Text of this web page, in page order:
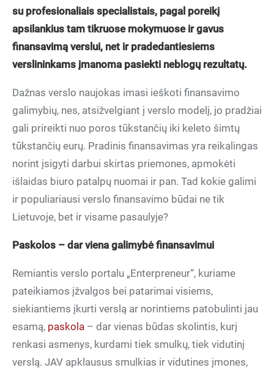
su profesionaliais specialistais, pagal poreikį
apsilankius tam tikruose mokymuose ir gavus
finansavimą verslui, net ir pradedantiesiems
verslininkams įmanoma pasiekti neblogų rezultatų.
Dažnas verslo naujokas imasi ieškoti finansavimo
galimybių, nes, atsižvelgiant į verslo modelį, jo pradžiai
gali prireikti nuo poros tūkstančių iki keleto šimtų
tūkstančių eurų. Pradinis finansavimas yra reikalingas
norint įsigyti darbui skirtas priemones, apmokėti
išlaidas biuro patalpų nuomai ir pan. Tad kokie galimi
ir populiariausi verslo finansavimo būdai ne tik
Lietuvoje, bet ir visame pasaulyje?
Paskolos – dar viena galimybė finansavimui
Remiantis verslo portalu „Enterpreneur“, kuriame
pateikiamos įžvalgos bei patarimai visiems,
siekiantiems įkurti verslą ar norintiems patobulinti jau
esamą, paskola – dar vienas būdas skolintis, kurį
renkasi asmenys, kurdami tiek smulkų, tiek vidutinį
verslą. JAV apklausus smulkias ir vidutines įmones,